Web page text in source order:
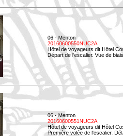
06 - Menton
20160600550NUC2A
Hôtel de voyageurs dit Hôtel
Départ de l'escalier. Vue de
06 - Menton
20160600551NUC2A
Hôtel de voyageurs dit Hôtel
Première volée de l'escalier.